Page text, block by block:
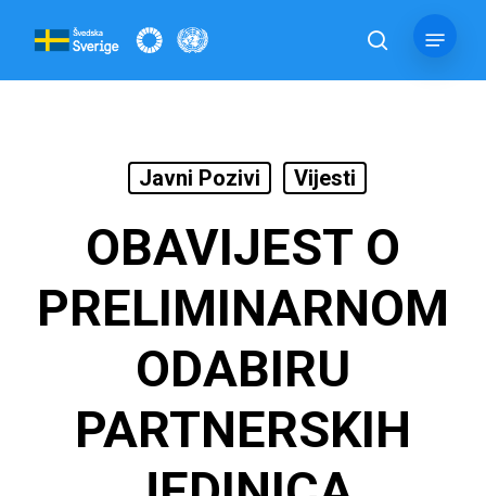
pretraga
Javni Pozivi Vijesti
OBAVIJEST O
PRELIMINARNOM
ODABIRU
PARTNERSKIH